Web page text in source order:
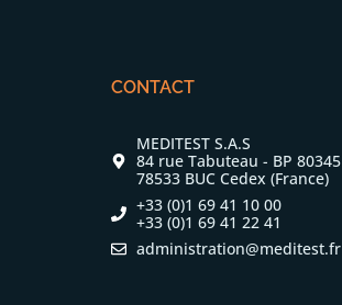
CONTACT
MEDITEST S.A.S
84 rue Tabuteau - BP 80345
78533 BUC Cedex (France)
+33 (0)1 69 41 10 00
+33 (0)1 69 41 22 41
administration@meditest.fr